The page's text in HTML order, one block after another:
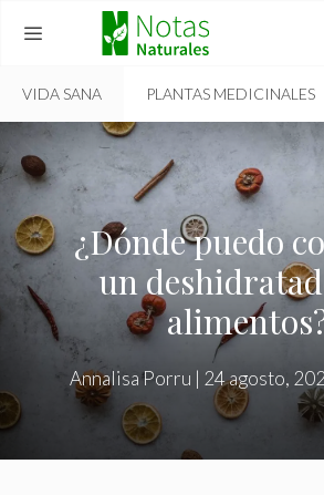
MENU
VIDA SANA PLANTAS MEDICINALES
¿Dónde puedo
un
Annalisa Porru | 24 agosto,